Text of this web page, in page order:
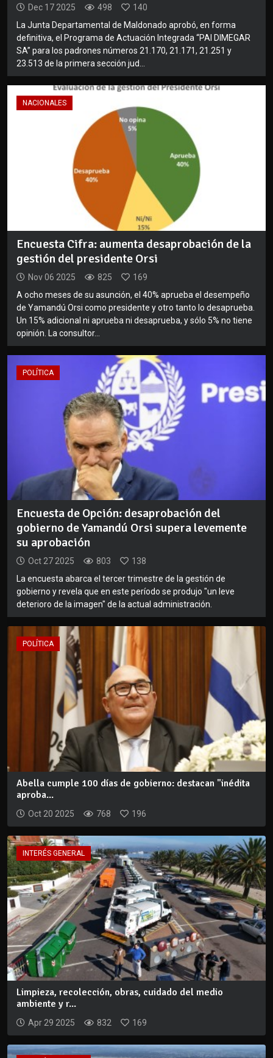
Dec 17 2025 498
140
La Junta Departamental de Maldonado aprobó, en forma
definitiva, el Programa de Actuación Integrada “PAI DIMEGAR
SA” para los padrones números 21.170, 21.171, 21.251 y
23.513 de la primera sección jud...
NACIONALES
Encuesta Cifra: aumenta desaprobación de la
gestión del presidente Orsi
Nov 06 2025 825
169
A ocho meses de su asunción, el 40% aprueba el desempeño
de Yamandú Orsi como presidente y otro tanto lo desaprueba.
Un 15% adicional ni aprueba ni desaprueba, y sólo 5% no tiene
opinión. La consultor...
POLÍTICA
Encuesta de Opción: desaprobación del
gobierno de Yamandú Orsi supera levemente
su aprobación
Oct 27 2025 803
138
La encuesta abarca el tercer trimestre de la gestión de
gobierno y revela que en este período se produjo "un leve
deterioro de la imagen" de la actual administración.
POLÍTICA
Abella cumple 100 días de gobierno: destacan "inédita
aproba...
Oct 20 2025 768 196
INTERÉS GENERAL
Limpieza, recolección, obras, cuidado del medio
ambiente y r...
Apr 29 2025 832 169